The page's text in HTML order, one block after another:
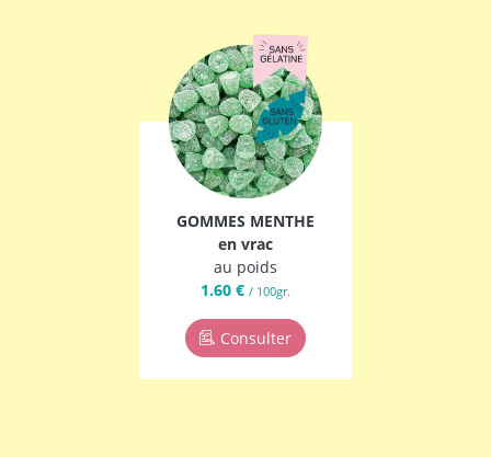
GOMMES MENTHE
en vrac
au poids
1.60 € / 100gr.
Consulter